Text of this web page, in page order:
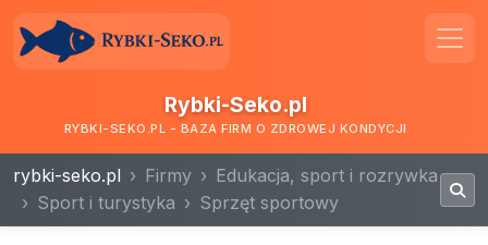
Rybki-Seko.pl
RYBKI-SEKO.PL - BAZA FIRM O ZDROWEJ KONDYCJI
rybki-seko.pl Firmy
Edukacja, sport i rozrywka
Sport i turystyka
Sprzęt sportowy